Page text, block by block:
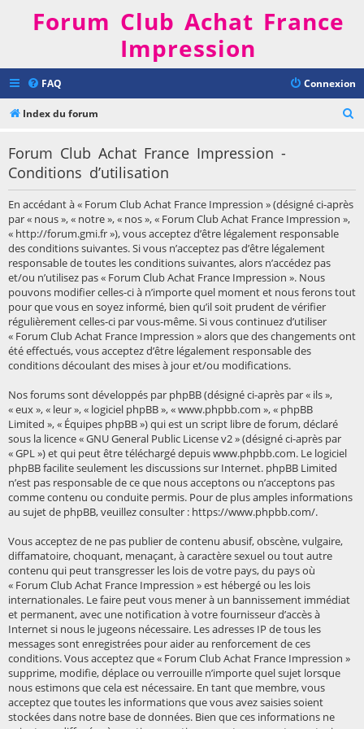
Forum Club Achat France
Impression
FAQ Connexion
Index du forum
Forum Club Achat France Impression -
Conditions d’utilisation
En accédant à « Forum Club Achat France Impression » (désigné ci-après
par « nous », « notre », « nos », « Forum Club Achat France Impression »,
« http://forum.gmi.fr »), vous acceptez d’être légalement responsable
des conditions suivantes. Si vous n’acceptez pas d’être légalement
responsable de toutes les conditions suivantes, alors n’accédez pas
et/ou n’utilisez pas « Forum Club Achat France Impression ». Nous
pouvons modifier celles-ci à n’importe quel moment et nous ferons tout
pour que vous en soyez informé, bien qu’il soit prudent de vérifier
régulièrement celles-ci par vous-même. Si vous continuez d’utiliser
« Forum Club Achat France Impression » alors que des changements ont
été effectués, vous acceptez d’être légalement responsable des
conditions découlant des mises à jour et/ou modifications.
Nos forums sont développés par phpBB (désigné ci-après par « ils »,
« eux », « leur », « logiciel phpBB », « www.phpbb.com », « phpBB
Limited », « Équipes phpBB ») qui est un script libre de forum, déclaré
sous la licence «GNU General Public License v2» (désigné ci-après par
« GPL ») et qui peut être téléchargé depuiswww.phpbb.com. Le logiciel
phpBB facilite seulement les discussions sur Internet. phpBB Limited
n’est pas responsable de ce que nous acceptons ou n’acceptons pas
comme contenu ou conduite permis. Pour de plus amples informations
au sujet de phpBB, veuillez consulter : https://www.phpbb.com/.
Vous acceptez de ne pas publier de contenu abusif, obscène, vulgaire,
diffamatoire, choquant, menaçant, à caractère sexuel ou tout autre
contenu qui peut transgresser les lois de votre pays, du pays où
« Forum Club Achat France Impression » est hébergé ou les lois
internationales. Le faire peut vous mener à un bannissement immédiat
et permanent, avec une notification à votre fournisseur d’accès à
Internet si nous le jugeons nécessaire. Les adresses IP de tous les
messages sont enregistrées pour aider au renforcement de ces
conditions. Vous acceptez que « Forum Club Achat France Impression »
supprime, modifie, déplace ou verrouille n’importe quel sujet lorsque
nous estimons que cela est nécessaire. En tant que membre, vous
acceptez que toutes les informations que vous avez saisies soient
stockées dans notre base de données. Bien que ces informations ne